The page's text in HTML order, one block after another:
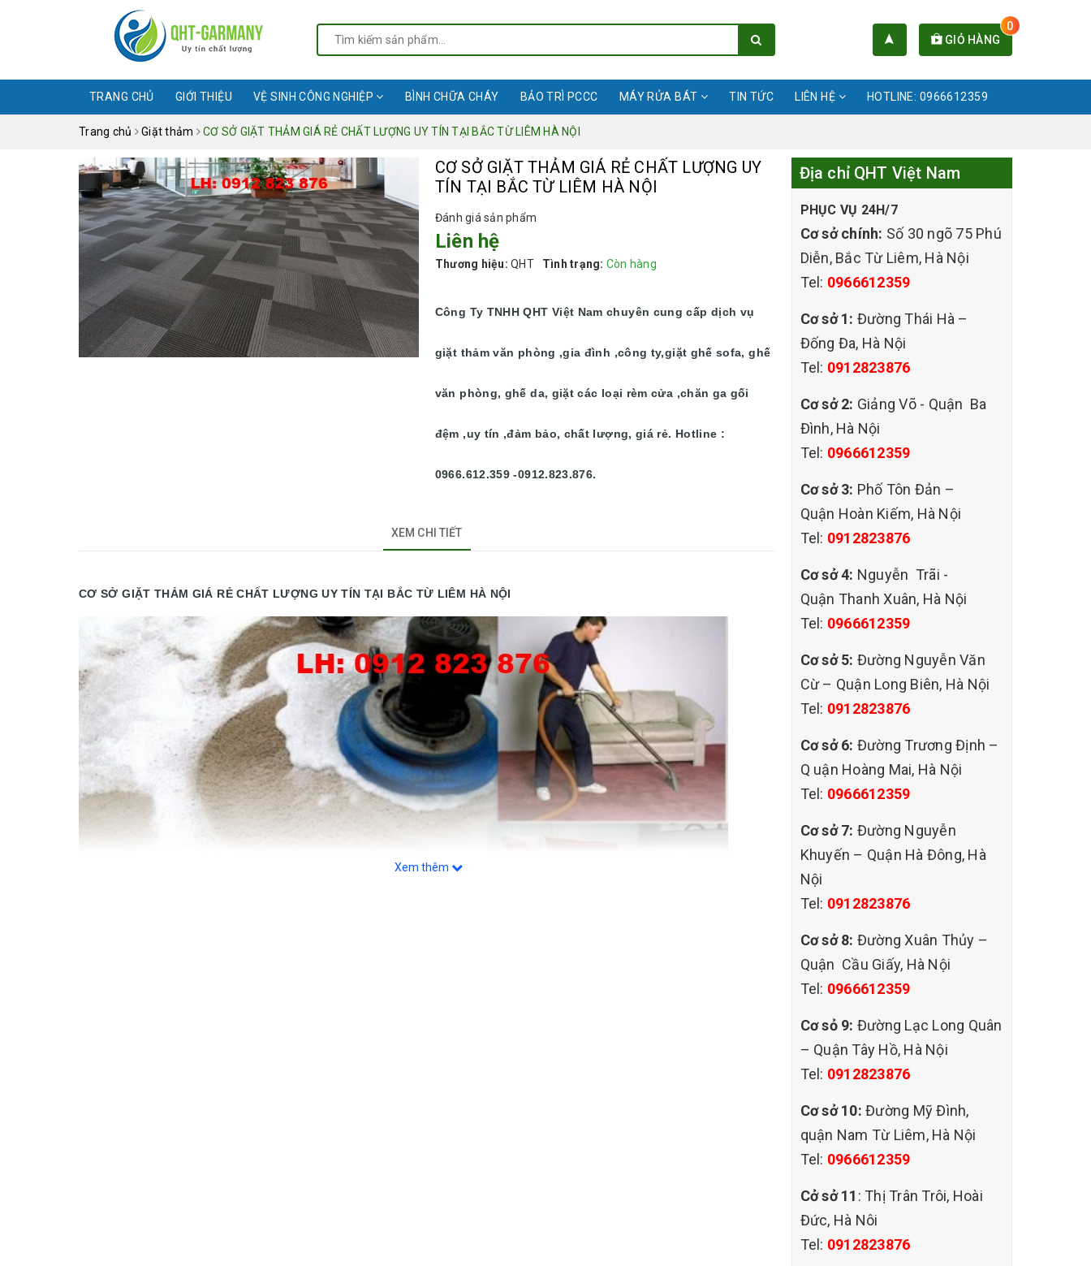
GIỎ HÀNG
0
TRANG CHỦ GIỚI THIỆU VỆ SINH CÔNG NGHIỆP BÌNH CHỮA CHÁY BẢO TRÌ PCCC MÁY RỬA BÁT TIN TỨC LIÊN HỆ HOTLINE: 0966612359
Trang chủ Giặt thảm CƠ SỞ GIẶT THẢM GIÁ RẺ CHẤT LƯỢNG UY TÍN TẠI BẮC TỪ LIÊM HÀ NỘI
CƠ SỞ GIẶT THẢM GIÁ RẺ CHẤT LƯỢNG UY
TÍN TẠI BẮC TỪ LIÊM HÀ NỘI
Đánh giá sản phẩm
Liên hệ
Thương hiệu: QHT Tình trạng: Còn hàng
Công Ty TNHH QHT Việt Nam chuyên cung cấp dịch vụ
giặt thảm văn phòng ,gia đình ,công ty,giặt ghế sofa, ghế
văn phòng, ghế da, giặt các loại rèm cửa ,chăn ga gối
đệm ,uy tín ,đảm bảo, chất lượng, giá rẻ. Hotline :
0966.612.359 -0912.823.876.
XEM CHI TIẾT
CƠ SỞ GIẶT THẢM GIÁ RẺ CHẤT LƯỢNG UY TÍN TẠI BẮC TỪ LIÊM HÀ NỘI
Xem thêm
Địa chỉ QHT Việt Nam
PHỤC VỤ 24H/7
Cơ sở chính: Số 30 ngõ 75 Phú
Diễn, Bắc Từ Liêm, Hà Nội
Tel: 0966612359
Cơ sở 1: Đường Thái Hà –
Đống Đa, Hà Nội
Tel: 0912823876
Cơ sở 2: Giảng Võ - Quận Ba
Đình, Hà Nội
Tel: 0966612359
Cơ sở 3: Phố Tôn Đản –
Quận Hoàn Kiếm, Hà Nội
Tel: 0912823876
Cơ sở 4: Nguyễn Trãi -
Quận Thanh Xuân, Hà Nội
Tel: 0966612359
Cơ sở 5: Đường Nguyễn Văn
Cừ – Quận Long Biên, Hà Nội
Tel: 0912823876
Cơ sở 6: Đường Trương Định –
Q uận Hoàng Mai, Hà Nội
Tel: 0966612359
Cơ sở 7: Đường Nguyễn
Khuyến – Quận Hà Đông, Hà
Nội
Tel: 0912823876
Cơ sở 8: Đường Xuân Thủy –
Quận Cầu Giấy, Hà Nội
Tel: 0966612359
Cơ sỏ 9: Đường Lạc Long Quân
– Quận Tây Hồ, Hà Nội
Tel: 0912823876
Cơ sở 10: Đường Mỹ Đình,
quận Nam Từ Liêm, Hà Nội
Tel: 0966612359
Cở sở 11 : Thị Trân Trôi, Hoài
Đức, Hà Nôi
Tel: 0912823876